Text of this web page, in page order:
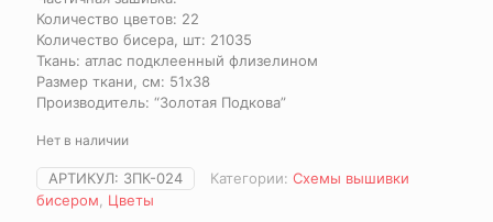
Количество цветов: 22
Количество бисера, шт: 21035
Ткань: атлас подклеенный флизелином
Размер ткани, см: 51х38
Производитель: “Золотая Подкова”
Нет в наличии
АРТИКУЛ: ЗПК-024 Категории: Схемы вышивки
бисером, Цветы